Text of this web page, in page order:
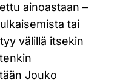
ainoastaan –
tai
välillä itsekin
Jouko